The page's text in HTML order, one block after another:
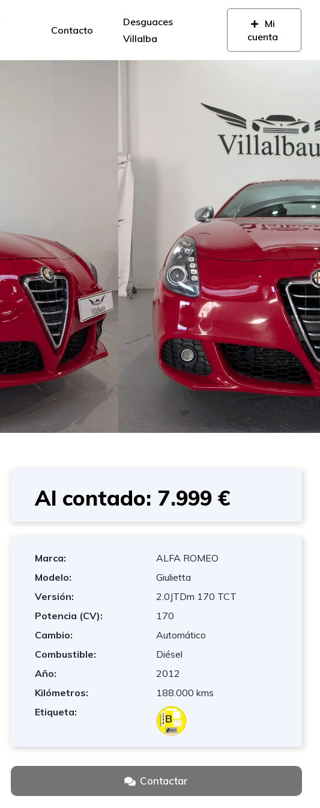
Contacto
Desguaces
Villalba
Mi
cuenta
Al contado: 7.999 €
Marca:
ALFA ROMEO
Modelo:
Giulietta
Versión:
2.0JTDm 170 TCT
Potencia (CV):
170
Cambio:
Automático
Combustible:
Diésel
Año:
2012
Kilómetros:
188.000 kms
Etiqueta:
Contactar